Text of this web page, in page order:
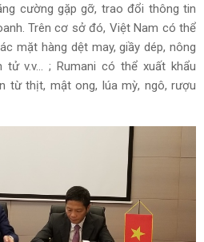
cường gặp gỡ, trao đổi thông tin
Trên cơ sở đó, Việt Nam có thể
mặt hàng dệt may, giầy dép, nông
v.v... ; Rumani có thể xuất khẩu
từ thịt, mật ong, lúa mỳ, ngô, rượu